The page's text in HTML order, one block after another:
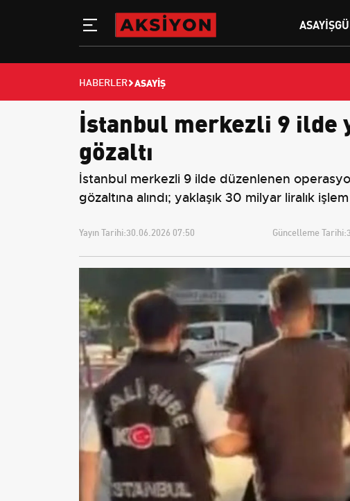
ASAYIŞ
HABERLER ASAYIŞ
İstanbul merkezli 9 ilde
gözaltı
İstanbul merkezli 9 ilde düzenlenen
gözaltına alındı; yaklaşık 30 milyar liralık
Yayın Tarihi:30.06.2026 07:50 Güncelleme Tarihi: